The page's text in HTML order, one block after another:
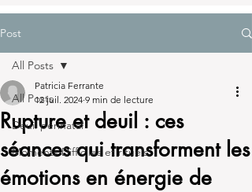
Post
All Posts
Deuil périnatal
Moments Difficiles et rituels
All Posts
Rupture et deuil : ces
séances qui transforment les
émotions en énergie de
Patricia Ferrante
12 juil. 2024 9 min de lecture